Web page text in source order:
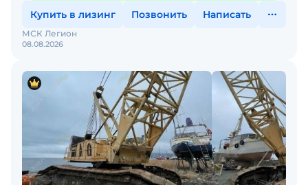
Купить в лизинг Позвонить Написать
08.08.2026
МСК Легион